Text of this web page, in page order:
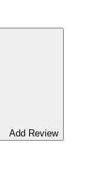
Add Review